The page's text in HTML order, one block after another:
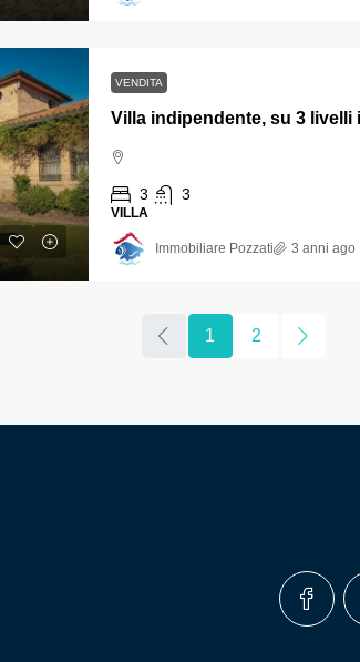
VENDITA
3 3
VILLA
Immobiliare Pozzati 3 anni ago
1 2